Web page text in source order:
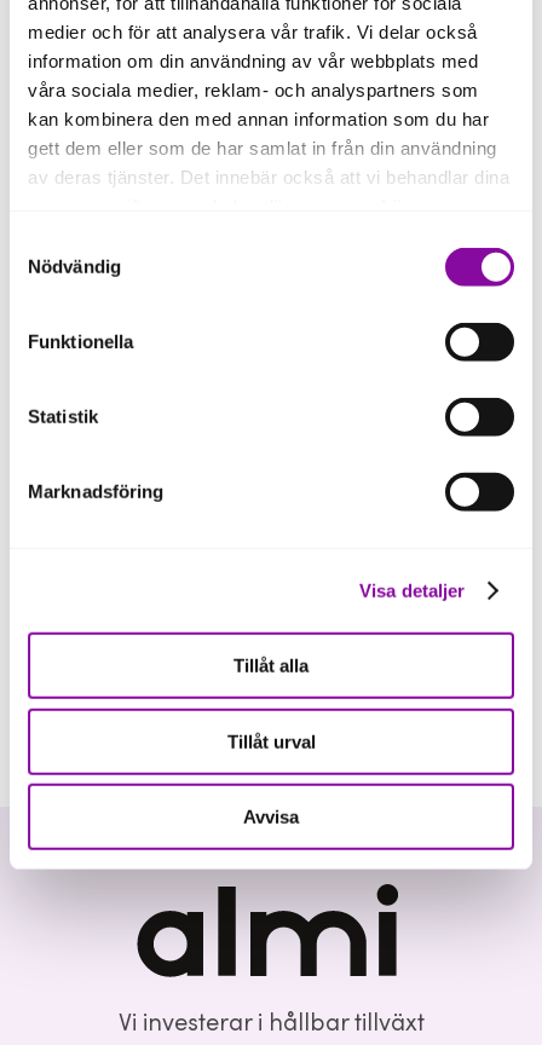
medier och för att analysera vår trafik. Vi delar också
information om din användning av vår webbplats med
våra sociala medier, reklam- och analyspartners som
kan kombinera den med annan information som du har
gett dem eller som de har samlat in från din användning
av deras tjänster. Det innebär också att vi behandlar dina
Om du klickar på avvisa kommer användning av kakor
eller delning av information enligt ovan, inte att ske,
förutom för kakor som är nödvändiga för att hemsidan
ska fungera se mer under inställningar.
Nödvändig
Funktionella
Statistik
Marknadsföring
Visa detaljer
Tillåt alla
Tillåt urval
Avvisa
Almi Gotlands projekt
För dig som vill växa mot ett hållbart Gotland.
Smart utveckling
Vi investerar i hållbar tillväxt